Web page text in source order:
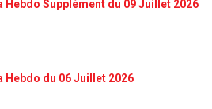
Hebdo Supplément du 09 Juillet 2026
Hebdo du 06 Juillet 2026